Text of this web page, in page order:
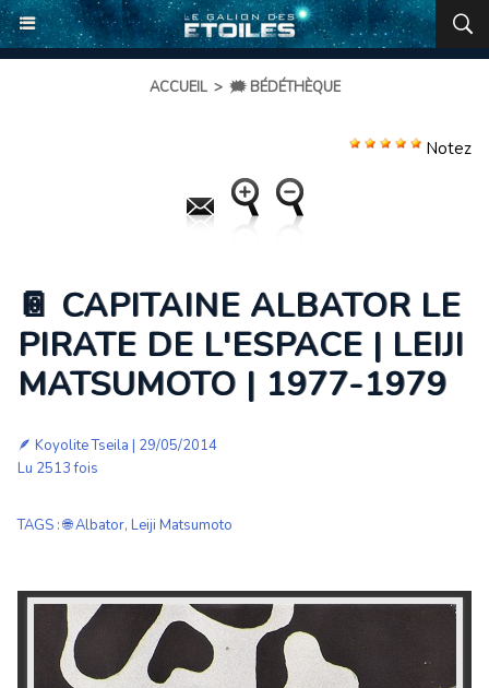
ACCUEIL > 🗯️ BÉDÉTHÈQUE
Notez
📔 CAPITAINE ALBATOR LE
PIRATE DE L'ESPACE | LEIJI
MATSUMOTO | 1977-1979
🪶 Koyolite Tseila | 29/05/2014
Lu 2513 fois
TAGS :🌐 Albator, Leiji Matsumoto